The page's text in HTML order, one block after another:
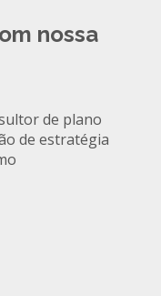
nossa
de plano
de estratégia